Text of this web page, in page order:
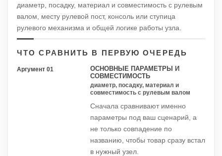
диаметр, посадку, материал и совместимость с рулевым
валом, месту рулевой пост, консоль или ступица
рулевого механизма и общей логике работы узла.
ЧТО СРАВНИТЬ В ПЕРВУЮ ОЧЕРЕДЬ
Аргумент 01
ОСНОВНЫЕ ПАРАМЕТРЫ И
СОВМЕСТИМОСТЬ
диаметр, посадку, материал и
совместимость с рулевым валом
Сначала сравнивают именно
параметры под ваш сценарий, а
не только совпадение по
названию, чтобы товар сразу встал
в нужный узел.